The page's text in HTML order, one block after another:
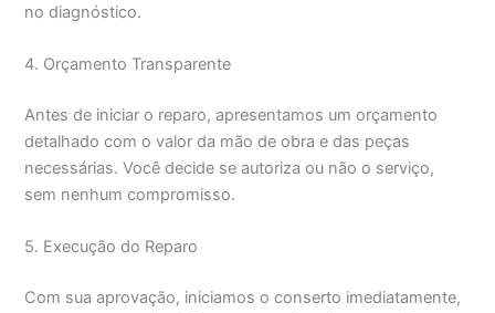
no diagnóstico.
4. Orçamento Transparente
Antes de iniciar o reparo, apresentamos um orçamento
detalhado com o valor da mão de obra e das peças
necessárias. Você decide se autoriza ou não o serviço,
sem nenhum compromisso.
5. Execução do Reparo
Com sua aprovação, iniciamos o conserto imediatamente,